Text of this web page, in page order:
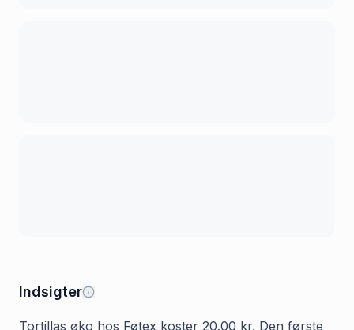
Indsigter
Tortillas øko hos Føtex koster 20.00 kr. Den første